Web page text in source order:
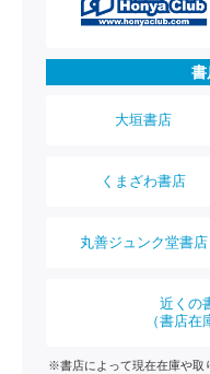
書
大垣書店
くまざわ書店
丸善ジュンク堂書店
近くの
（書店在
※書店によって現在在庫や取